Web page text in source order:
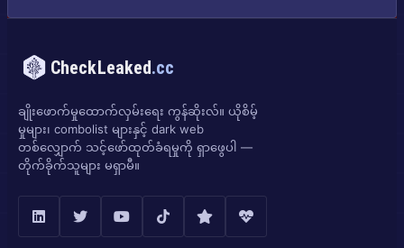
CheckLeaked.cc
ချိုးဖောက်မှုထောက်လှမ်းရေး ကွန်ဆိုးလ်။ ယိုစိမ့်
မှုများ၊ combolist များနှင့် dark web
တစ်လျှောက် သင့်ဖော်ထုတ်ခံရမှုကို ရှာဖွေပါ —
တိုက်ခိုက်သူများ မရှာမီ။